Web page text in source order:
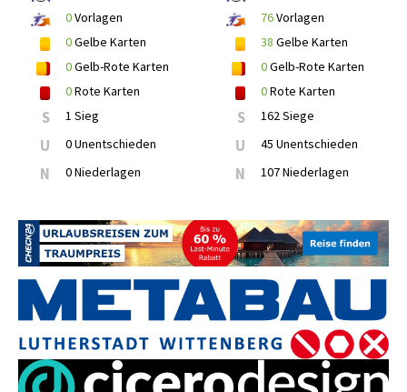
0Vorlagen
0Gelbe Karten
0Gelb-Rote Karten
0Rote Karten
S 1 Sieg
U 0 Unentschieden
N 0 Niederlagen
76Vorlagen
38 Gelbe Karten
0Gelb-Rote Karten
0Rote Karten
S 162 Siege
U 45 Unentschieden
N 107 Niederlagen